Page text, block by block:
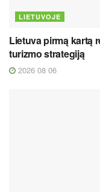
LIETUVOJE
Lietuva pirmą kartą
turizmo strategiją
2026 08 06